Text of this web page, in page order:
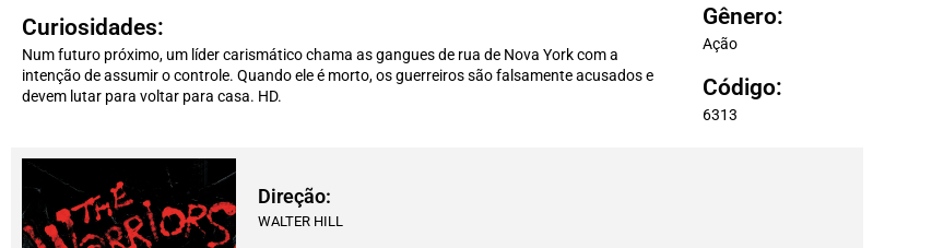
Curiosidades:
Num futuro próximo, um líder carismático chama as gangues de rua de Nova York com a
intenção de assumir o controle. Quando ele é morto, os guerreiros são falsamente acusados e
devem lutar para voltar para casa. HD.
Gênero:
Ação
Código:
6313
Direção:
WALTER HILL